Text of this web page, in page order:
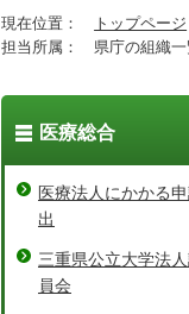
現在位置： トップページ
担当所属：
県庁の組織
医療総合
医療法人にかかる
出
三重県公立大学法
員会